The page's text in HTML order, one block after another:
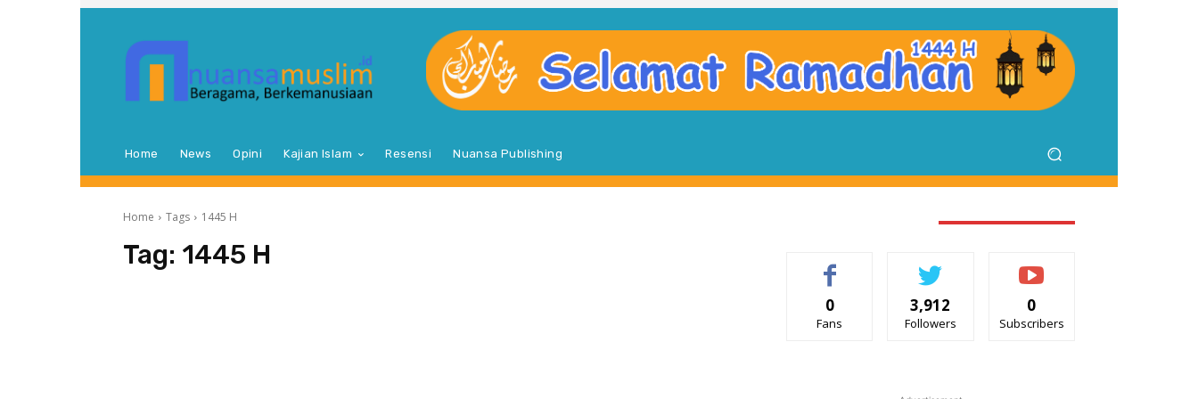
Home News Opini Kajian Islam Resensi Nuansa Publishing
Home Tags 1445 H
Tag: 1445 H
0
Fans
3,912
Followers
0
Subscribers